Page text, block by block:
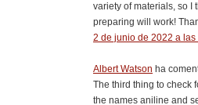
variety of materials, so I
preparing will work!
2 de junio de 2022 a las
Albert Watson ha
The third thing to check
the names aniline and